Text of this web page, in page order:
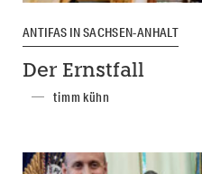
ANTIFAS IN SACHSEN-ANHALT
Der Ernstfall
timm kühn